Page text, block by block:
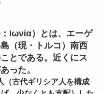
Ιωνία）とは、エーゲ
（現・トルコ）南西
とである。近くにス
った。
（古代ギリシア人を構成